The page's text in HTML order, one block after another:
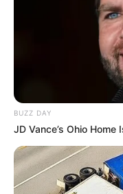
BUZZ DAY
JD Vance’s Ohio